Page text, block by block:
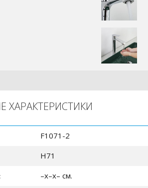
ХАРАКТЕРИСТИКИ
F1071-2
H71
–x–x– см.